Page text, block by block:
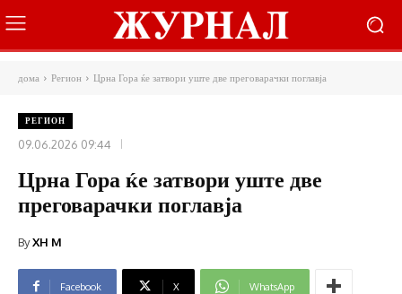
дома Регион Црна Гора ќе затвори уште две преговарачки поглавја
РЕГИОН
09.06.2026 09:44
Црна Гора ќе затвори уште две
преговарачки поглавја
ByXH M
Facebook X WhatsApp